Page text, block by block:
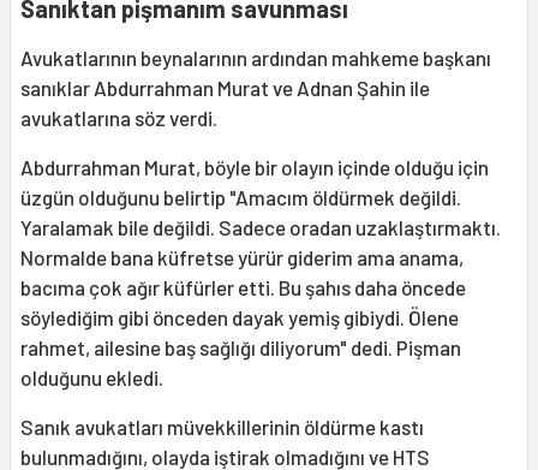
Sanıktan pişmanım savunması
Avukatlarının beynalarının ardından mahkeme başkanı
sanıklar Abdurrahman Murat ve Adnan Şahin ile
avukatlarına söz verdi.
Abdurrahman Murat, böyle bir olayın içinde olduğu için
üzgün olduğunu belirtip "Amacım öldürmek değildi.
Yaralamak bile değildi. Sadece oradan uzaklaştırmaktı.
Normalde bana küfretse yürür giderim ama anama,
bacıma çok ağır küfürler etti. Bu şahıs daha öncede
söylediğim gibi önceden dayak yemiş gibiydi. Ölene
rahmet, ailesine baş sağlığı diliyorum" dedi. Pişman
olduğunu ekledi.
Sanık avukatları müvekkillerinin öldürme kastı
bulunmadığını, olayda iştirak olmadığını ve HTS